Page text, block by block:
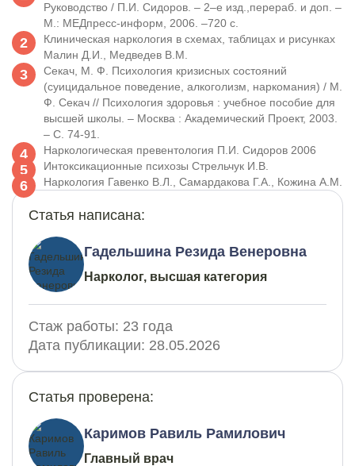
Руководство / П.И. Сидоров. – 2–е изд.,перераб. и доп. –
М.: МЕДпресс-информ, 2006. –720 с.
Клиническая наркология в схемах, таблицах и рисунках
Малин Д.И., Медведев В.М.
Секач, М. Ф. Психология кризисных состояний
(суицидальное поведение, алкоголизм, наркомания) / М.
Ф. Секач // Психология здоровья : учебное пособие для
высшей школы. – Москва : Академический Проект, 2003.
– С. 74-91.
Наркологическая превентология П.И. Сидоров 2006
Интоксикационные психозы Стрельчук И.В.
Наркология Гавенко В.Л., Самардакова Г.A., Кожина А.М.
Статья написана:
Гадельшина Резида Венеровна
Нарколог, высшая категория
Стаж работы: 23 года
Дата публикации: 28.05.2026
Статья проверена:
Каримов Равиль Рамилович
Главный врач